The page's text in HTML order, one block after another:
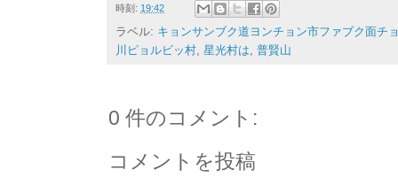
時刻: 19:42
ラベル: キョンサンブク道ヨンチョン市ファブク面チ
川ピョルビッ村, 星光村は, 普賢山
0 件のコメント:
コメントを投稿